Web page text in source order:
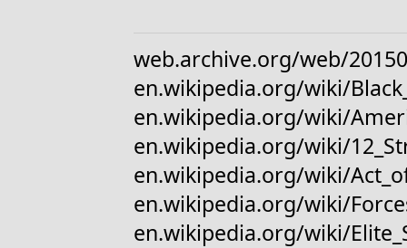
web.archive.org/web/
en.wikipedia.org/wiki/
en.wikipedia.org/wiki/
en.wikipedia.org/wiki/
en.wikipedia.org/wiki/
en.wikipedia.org/wiki/
en.wikipedia.org/wiki/